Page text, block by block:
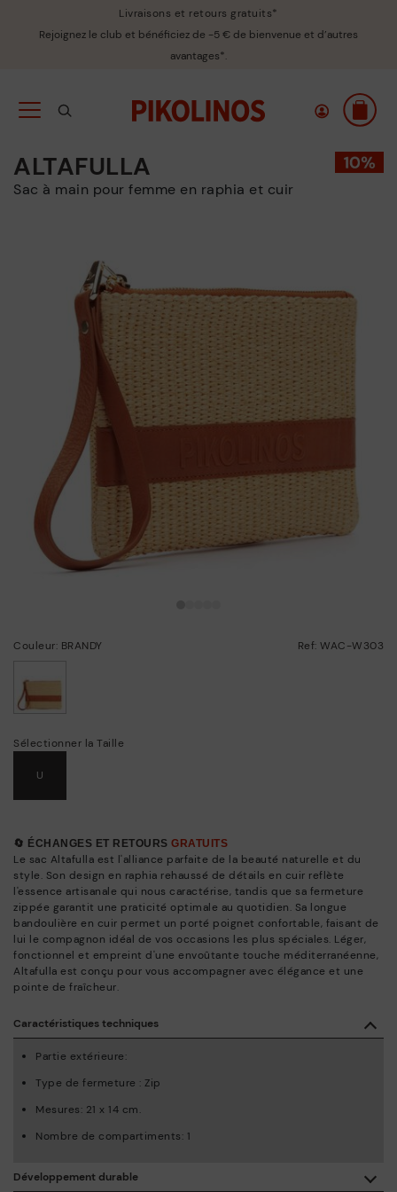
Livraisons et retours gratuits*
Rejoignez le club et bénéficiez de -5 € de bienvenue et d’autres
avantages*.
ALTAFULLA
Sac à main pour femme en raphia et cuir
Couleur: BRANDY Ref: WAC-W303
Sélectionner la Taille
U
🔄 ÉCHANGES ET RETOURS GRATUITS
Le sac Altafulla est l'alliance parfaite de la beauté naturelle et du
style. Son design en raphia rehaussé de détails en cuir reflète
l'essence artisanale qui nous caractérise, tandis que sa fermeture
zippée garantit une praticité optimale au quotidien. Sa longue
bandoulière en cuir permet un porté poignet confortable, faisant de
lui le compagnon idéal de vos occasions les plus spéciales. Léger,
fonctionnel et empreint d'une envoûtante touche méditerranéenne,
Altafulla est conçu pour vous accompagner avec élégance et une
pointe de fraîcheur.
Caractéristiques techniques
Partie extérieure:
Type de fermeture : Zip
Mesures: 21 x 14 cm.
Nombre de compartiments: 1
Développement durable